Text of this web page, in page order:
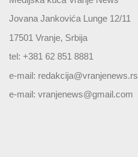
Jovana Jankovića Lunge 12/11
17501 Vranje, Srbija
tel: +381 62 851 8881
e-mail: redakcija@vranjenews.rs
e-mail: vranjenews@gmail.com